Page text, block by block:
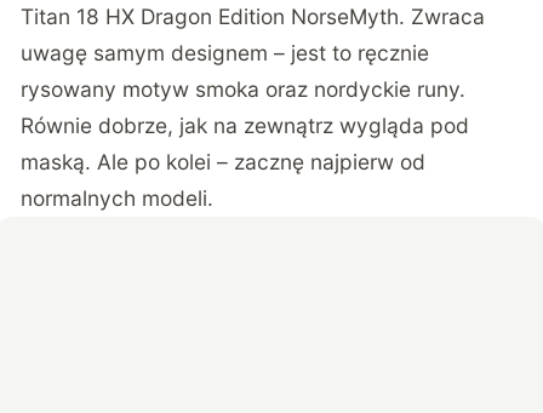
Titan 18 HX Dragon Edition NorseMyth. Zwraca
uwagę samym designem – jest to ręcznie
rysowany motyw smoka oraz nordyckie runy.
Równie dobrze, jak na zewnątrz wygląda pod
maską. Ale po kolei – zacznę najpierw od
normalnych modeli.